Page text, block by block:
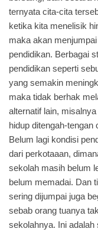
ternyata cita-cita
ketika kita menelisik
maka akan
pendidikan. Berbagai
pendidikan seperti
yang semakin
maka tidak berhak
alternatif lain,
hidup ditengah-
Belum lagi kondisi
dari perkotaaan,
sekolah masih belum
belum memadai. Dan
sering dijumpai juga
sebab orang tuanya
sekolahnya. Ini